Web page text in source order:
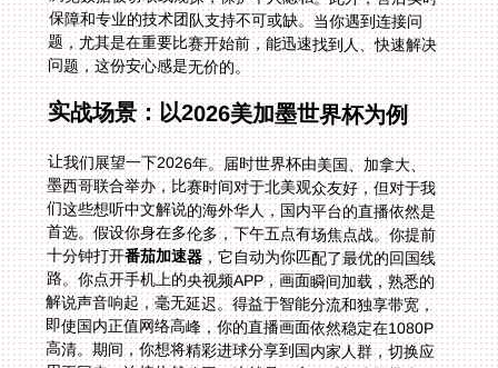
问题，这份安心感是无价的。
实战场景：以2026美加墨世界杯为例
让我们展望一下2026年。届时世界杯由美国、加拿大、
墨西哥联合举办，比赛时间对于北美观众友好，但对于我
们这些想听中文解说的海外华人，国内平台的直播依然是
首选。假设你身在多伦多，下午五点有场焦点战。你提前
十分钟打开番茄加速器，它自动为你匹配了最优的回国线
路。你点开手机上的央视频APP，画面瞬间加载，熟悉的
解说声音响起，毫无延迟。得益于智能分流和独享带宽，
即使国内正值网络高峰，你的直播画面依然稳定在1080P
高清。期间，你想将精彩进球分享到国内家人群，切换应
用再回来，连接依然稳固。这就是一个优秀加速器带来的